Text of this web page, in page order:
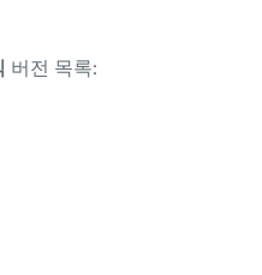
버전 목록: